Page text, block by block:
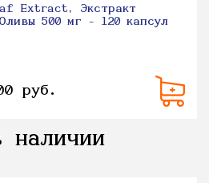
Extract, Экстракт
500 мг - 120 капсул
руб.
наличии